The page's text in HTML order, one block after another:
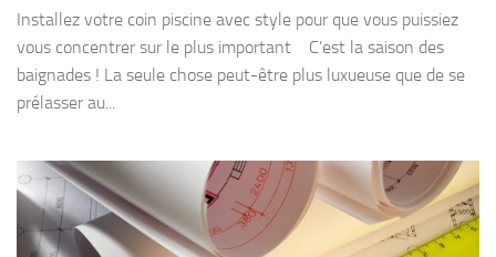
Installez votre coin piscine avec style pour que vous puissiez
vous concentrer sur le plus important C’est la saison des
baignades ! La seule chose peut-être plus luxueuse que de se
prélasser au...